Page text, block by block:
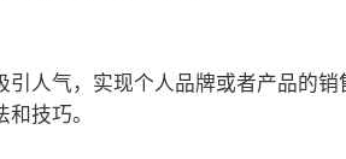
人气，实现个人品牌或者产品的
技巧。